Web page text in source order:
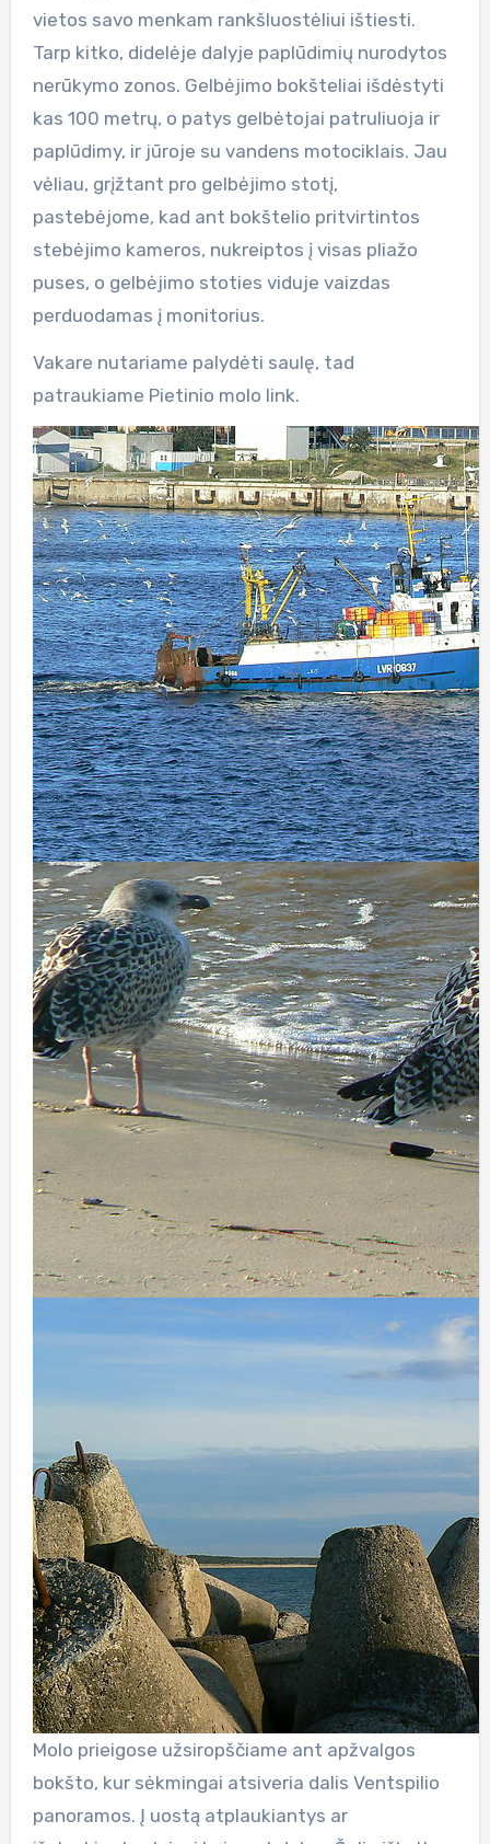
vietos savo menkam rankšluostėliui ištiesti.
Tarp kitko, didelėje dalyje paplūdimių nurodytos
nerūkymo zonos. Gelbėjimo bokšteliai išdėstyti
kas 100 metrų, o patys gelbėtojai patruliuoja ir
paplūdimy, ir jūroje su vandens motociklais. Jau
vėliau, grįžtant pro gelbėjimo stotį,
pastebėjome, kad ant bokštelio pritvirtintos
stebėjimo kameros, nukreiptos į visas pliažo
puses, o gelbėjimo stoties viduje vaizdas
perduodamas į monitorius.
Vakare nutariame palydėti saulę, tad
patraukiame Pietinio molo link.
Molo prieigose užsiropščiame ant apžvalgos
bokšto, kur sėkmingai atsiveria dalis Ventspilio
panoramos. Į uostą atplaukiantys ar